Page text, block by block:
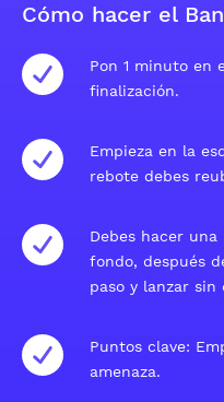
Cómo hacer el
Pon 1 minuto en
finalización.
Empieza en la
rebote debes
Debes hacer
fondo, después
paso y lanzar
Puntos clave:
amenaza.